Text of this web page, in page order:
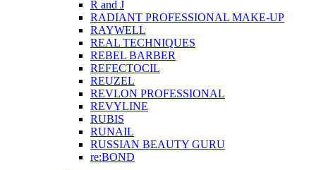
R and J
RADIANT PROFESSIONAL MAKE-UP
RAYWELL
REAL TECHNIQUES
REBEL BARBER
REFECTOCIL
REUZEL
REVLON PROFESSIONAL
REVYLINE
RUBIS
RUNAIL
RUSSIAN BEAUTY GURU
re:BOND